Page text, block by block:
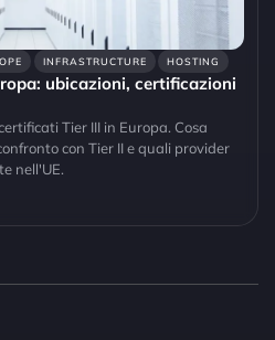
INFRASTRUCTURE HOSTING
ubicazioni, certificazioni
Tier III in Europa. Cosa
con Tier II e quali provider
nell'UE.